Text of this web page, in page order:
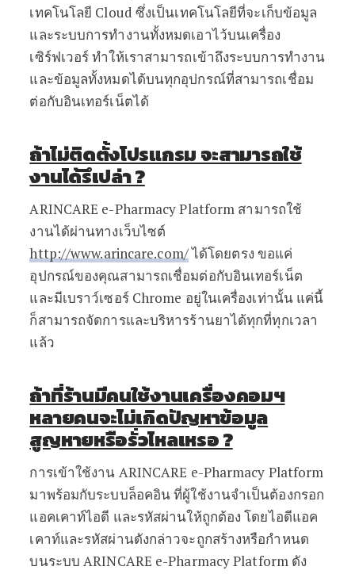
เทคโนโลยี Cloud ซึ่งเป็นเทคโนโลยีที่จะเก็บข้อมูล
และระบบการทำงานทั้งหมดเอาไว้บนเครื่อง
เซิร์ฟเวอร์ ทำให้เราสามารถเข้าถึงระบบการทำงาน
และข้อมูลทั้งหมดได้บนทุกอุปกรณ์ที่สามารถเชื่อม
ต่อกับอินเทอร์เน็ตได้
ถ้าไม่ติดตั้งโปรแกรม จะสามารถใช้
งานได้รึเปล่า?
ARINCARE e-Pharmacy Platform สามารถใช้
งานได้ผ่านทางเว็บไซต์
http://www.arincare.com/ได้โดยตรง ขอแค่
อุปกรณ์ของคุณสามารถเชื่อมต่อกับอินเทอร์เน็ต
และมีเบราว์เซอร์ Chrome อยู่ในเครื่องเท่านั้น แค่นี้
ก็สามารถจัดการและบริหารร้านยาได้ทุกที่ทุกเวลา
แล้ว
ถ้าที่ร้านมีคนใช้งานเครื่องคอมฯ
หลายคนจะไม่เกิดปัญหาข้อมูล
สูญหายหรือรั่วไหลเหรอ?
การเข้าใช้งาน ARINCARE e-Pharmacy Platform
มาพร้อมกับระบบล็อคอิน ที่ผู้ใช้งานจำเป็นต้องกรอก
แอคเคาท์ไอดี และรหัสผ่านให้ถูกต้อง โดยไอดีแอค
เคาท์และรหัสผ่านดังกล่าวจะถูกสร้างหรือกำหนด
บนระบบ ARINCARE e-Pharmacy Platform ดัง